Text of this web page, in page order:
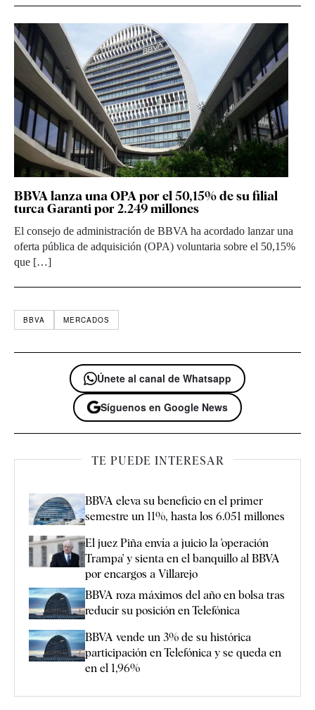
BBVA lanza una OPA por el 50,15% de su filial
turca Garanti por 2.249 millones
El consejo de administración de BBVA ha acordado lanzar una
oferta pública de adquisición (OPA) voluntaria sobre el 50,15%
que […]
BBVA MERCADOS
Únete al canal de Whatsapp
Síguenos en Google News
TE PUEDE INTERESAR
BBVA eleva su beneficio en el primer
semestre un 11%, hasta los 6.051 millones
El juez Piña envía a juicio la 'operación
Trampa' y sienta en el banquillo al BBVA
por encargos a Villarejo
BBVA roza máximos del año en bolsa tras
reducir su posición en Telefónica
BBVA vende un 3% de su histórica
participación en Telefónica y se queda en
en el 1,96%